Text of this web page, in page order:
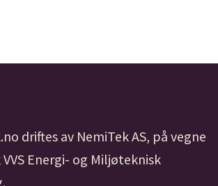
driftes av NemiTek AS, på vegne
VVS Energi- og Miljøteknisk